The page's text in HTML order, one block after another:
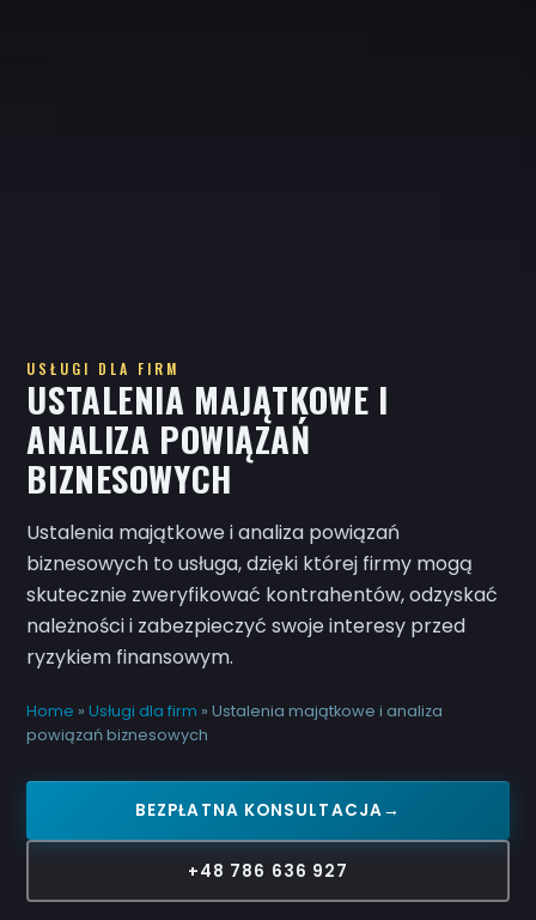
USŁUGI DLA FIRM
USTALENIA MAJĄTKOWE I
ANALIZA POWIĄZAŃ
BIZNESOWYCH
Ustalenia majątkowe i analiza powiązań
biznesowych to usługa, dzięki której firmy mogą
skutecznie zweryfikować kontrahentów, odzyskać
należności i zabezpieczyć swoje interesy przed
ryzykiem finansowym.
Home »Usługi dla firm »Ustalenia majątkowe i analiza
powiązań biznesowych
BEZPŁATNA KONSULTACJA→
+48 786 636 927